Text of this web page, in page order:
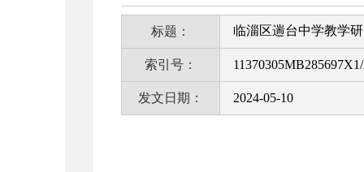
标题： 临淄区遄台中学教学
索引号：
发文日期： 2024-05-10